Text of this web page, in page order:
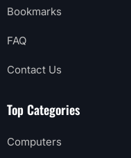
Bookmarks
FAQ
Contact Us
Top Categories
Computers